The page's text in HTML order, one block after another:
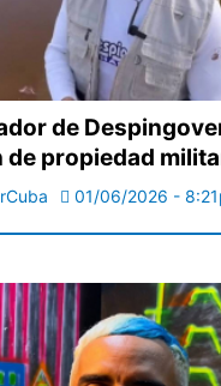
de
de propiedad
01/06/2026 -